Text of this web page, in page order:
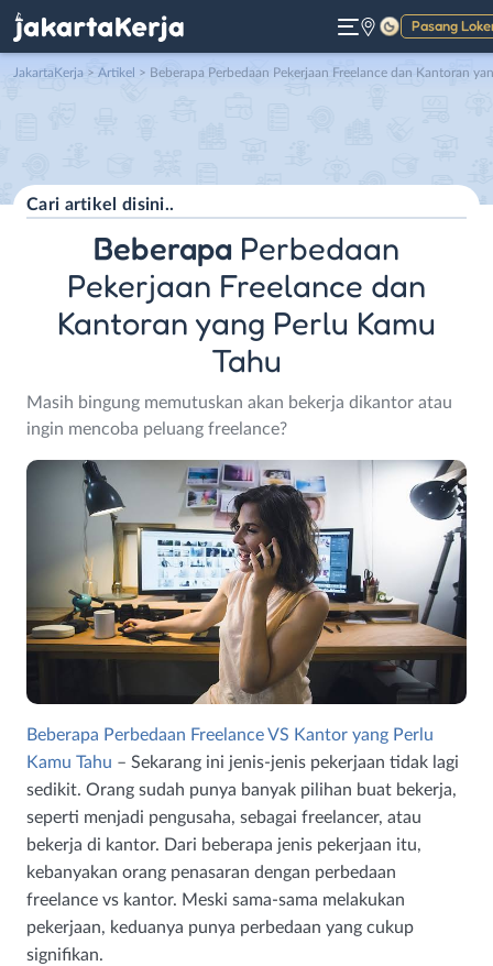
Pasang
Gelap
JakartaKerja > Artikel > Beberapa Perbedaan Pekerjaan Freelance dan Kantoran yang Perlu Kamu Tahu
Beberapa Perbedaan
Pekerjaan Freelance dan
Kantoran yang Perlu Kamu
Tahu
Masih bingung memutuskan akan bekerja dikantor atau
ingin mencoba peluang freelance?
Beberapa Perbedaan Freelance VS Kantor yang Perlu
Kamu Tahu – Sekarang ini jenis-jenis pekerjaan tidak lagi
sedikit. Orang sudah punya banyak pilihan buat bekerja,
seperti menjadi pengusaha, sebagai freelancer, atau
bekerja di kantor. Dari beberapa jenis pekerjaan itu,
kebanyakan orang penasaran dengan perbedaan
freelance vs kantor. Meski sama-sama melakukan
pekerjaan, keduanya punya perbedaan yang cukup
signifikan.